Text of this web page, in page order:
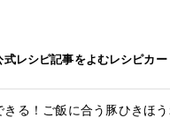
式レシピ記事をよむレシピカー
きる！ご飯に合う豚ひきほ